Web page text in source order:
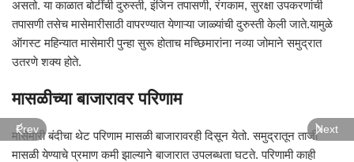
असतो. या काळात बोटींची दुरुस्ती, इंजिन तपासणी, रंगकाम, सुरक्षा उपकरणांची
तपासणी तसेच मासेमारीसाठी वापरण्यात येणाऱ्या जाळ्यांची दुरुस्ती केली जाते.यामुळे
ऑगस्ट महिन्यात मासेमारी पुन्हा सुरू होताच मच्छिमारांना नव्या जोमाने समुद्रात
उतरणे शक्य होते.
मासळीच्या बाजारावर परिणाम
मासेमारी बंदीचा थेट परिणाम मासळी बाजारावरही दिसून येतो. समुद्रातून ताजी
मासळी येण्याचे प्रमाण कमी झाल्याने बाजारात उपलब्धता घटते. परिणामी काही
Prev Next